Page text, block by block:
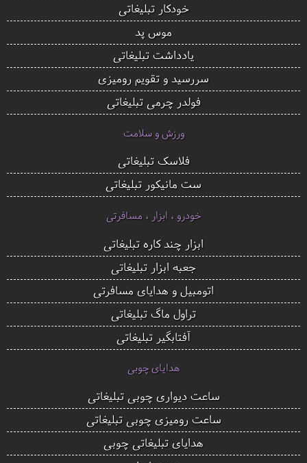
خودکار تبلیغاتی
موس پد
یادداشت تبلیغاتی
سررسید و تقویم رومیزی
فولدر چرمی تبلیغاتی
ورزش و سلامت
فلاسک تبلیغاتی
ست مانیکور تبلیغاتی
خودرو ، ابزار ، مسافرتی
ابزار چند کاره تبلیغاتی
جعبه ابزار تبلیغاتی
اتومبیل و هدایای مسافرتی
تراول ماگ تبلیغاتی
آفتابگیر تبلیغاتی
هدایای چوبی
ساعت دیواری چوبی تبلیغاتی
ساعت رومیزی چوبی تبلیغاتی
هدایای تبلیغاتی چوبی